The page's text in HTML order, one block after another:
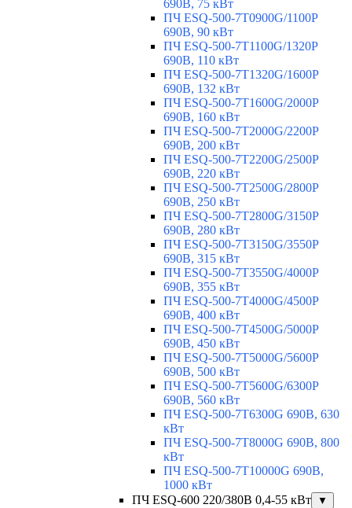
690В, 75 кВт
ПЧ ESQ-500-7T0900G/1100P
690В, 90 кВт
ПЧ ESQ-500-7T1100G/1320P
690В, 110 кВт
ПЧ ESQ-500-7T1320G/1600P
690В, 132 кВт
ПЧ ESQ-500-7T1600G/2000P
690В, 160 кВт
ПЧ ESQ-500-7T2000G/2200P
690В, 200 кВт
ПЧ ESQ-500-7T2200G/2500P
690В, 220 кВт
ПЧ ESQ-500-7T2500G/2800P
690В, 250 кВт
ПЧ ESQ-500-7T2800G/3150P
690В, 280 кВт
ПЧ ESQ-500-7T3150G/3550P
690В, 315 кВт
ПЧ ESQ-500-7T3550G/4000P
690В, 355 кВт
ПЧ ESQ-500-7T4000G/4500P
690В, 400 кВт
ПЧ ESQ-500-7T4500G/5000P
690В, 450 кВт
ПЧ ESQ-500-7T5000G/5600P
690В, 500 кВт
ПЧ ESQ-500-7T5600G/6300P
690В, 560 кВт
ПЧ ESQ-500-7T6300G 690В, 630
кВт
ПЧ ESQ-500-7T8000G 690В, 800
кВт
ПЧ ESQ-500-7T10000G 690В,
1000 кВт
ПЧ ESQ-600 220/380В 0,4-55 кВт
▼